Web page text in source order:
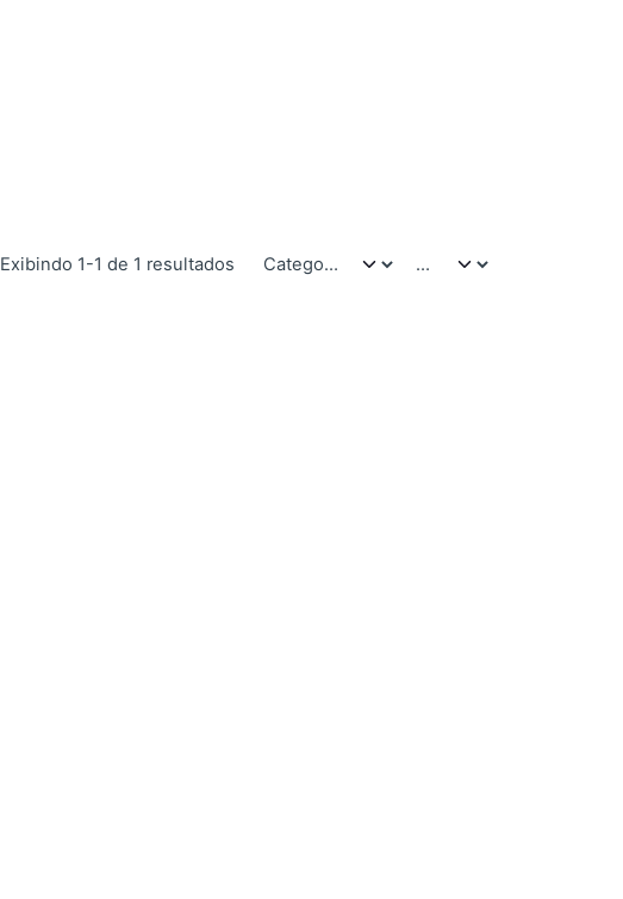
Exibindo 1-1 de 1 resultados